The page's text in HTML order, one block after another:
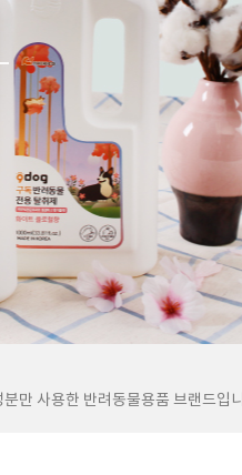
만 사용한 반려동물용품 브랜드입니